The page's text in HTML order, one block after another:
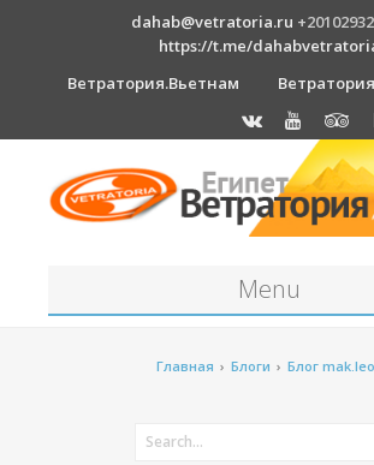
dahab@vetratoria.ru
https://t.me/
Ветратория.Вьетнам
Menu
Главная › Блоги › Блог